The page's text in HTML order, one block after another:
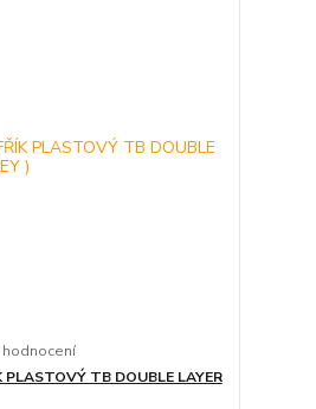
hodnocení
PLASTOVÝ TB DOUBLE LAYER